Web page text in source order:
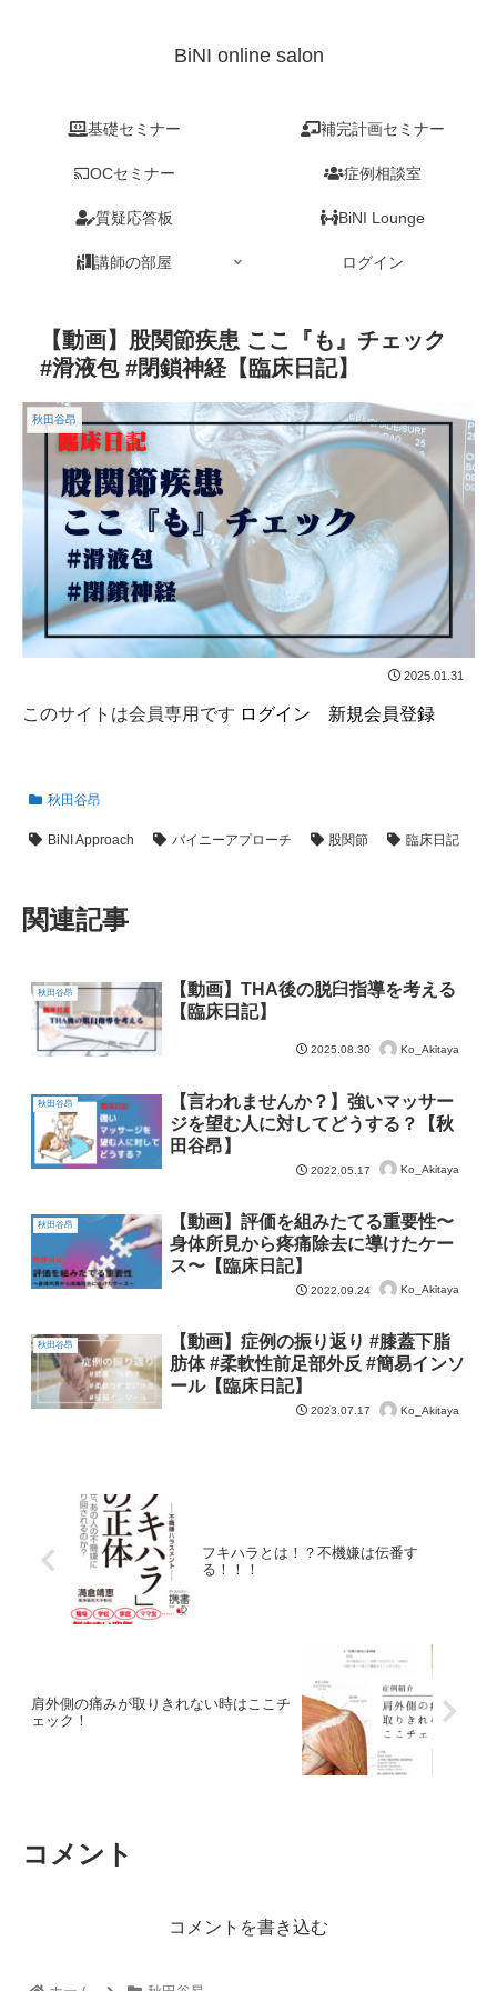
BiNI online salon
基礎セミナー 補完計画セミナー
OCセミナー 症例相談室
質疑応答板 BiNI Lounge
講師の部屋 ログイン
【動画】股関節疾患 ここ『も』チェック
#滑液包 #閉鎖神経【臨床日記】
秋田谷昂
2025.01.31
このサイトは会員専用です ログイン 新規会員登録
秋田谷昂
BiNI Approach バイニーアプローチ 股関節 臨床日記
関連記事
秋田谷昂
【動画】THA後の脱臼指導を考える
【臨床日記】
2025.08.30 Ko_Akitaya
秋田谷昂
【言われませんか？】強いマッサー
ジを望む人に対してどうする？【秋
田谷昂】
2022.05.17 Ko_Akitaya
秋田谷昂
【動画】評価を組みたてる重要性〜
身体所見から疼痛除去に導けたケー
ス〜【臨床日記】
2022.09.24 Ko_Akitaya
秋田谷昂
【動画】症例の振り返り #膝蓋下脂
肪体 #柔軟性前足部外反 #簡易インソ
ール【臨床日記】
2023.07.17 Ko_Akitaya
フキハラとは！？不機嫌は伝番す
る！！！
肩外側の痛みが取りきれない時はここチ
ェック！
コメント
コメントを書き込む